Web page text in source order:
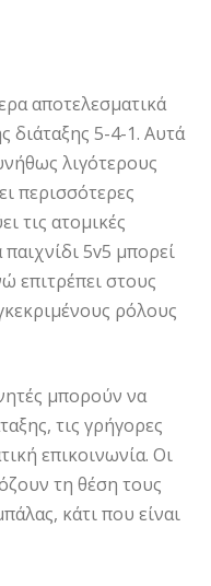
αποτελεσματικά
διάταξης 5-4-1. Αυτά
λιγότερους
περισσότερες
τις ατομικές
παιχνίδι 5v5 μπορεί
επιτρέπει στους
ρόλους
μπορούν να
τις γρήγορες
επικοινωνία. Οι
τη θέση τους
κάτι που είναι